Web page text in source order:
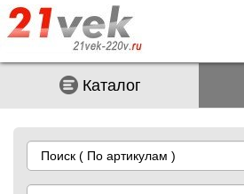
Каталог
Поиск ( По артикулам )